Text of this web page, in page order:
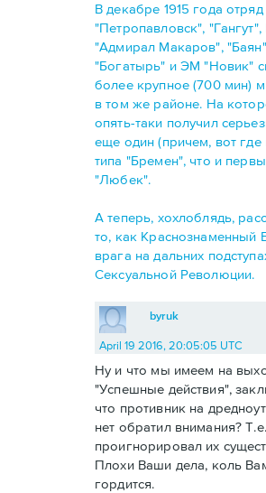
В декабре 1915 года
"Петропавловск",
"Адмирал Макаров",
"Богатырь" и ЭМ "Новик"
более крупное (700 мин)
в том же районе. На
опять-таки получил
еще один (причем, вот где
типа "Бремен", что и
"Любек".
А теперь, хохлоблядь,
то, как Краснознаменный
врага на дальних
Сексуальной Революции.
byruk
April 19 2016, 20:05:05 UTC
Ну и что мы имеем на
"Успешные действия",
что противник на
нет обратил внимания?
проигнорировал их
Плохи Ваши дела, коль
гордится.